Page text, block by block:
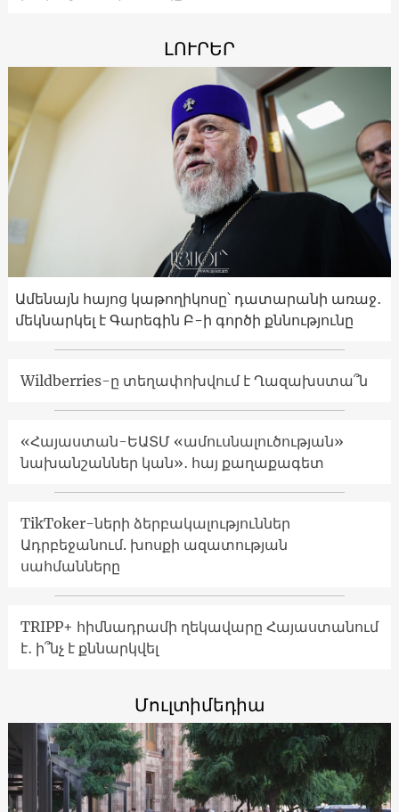
ԼՈՒՐԵՐ
Ամենայն հայոց կաթողիկոսը՝ դատարանի առաջ․
մեկնարկել է Գարեգին Բ-ի գործի քննությունը
Wildberries-ը տեղափոխվում է Ղազախստա՞ն
«Հայաստան-ԵԱՏՄ «ամուսնալուծության»
նախանշաններ կան»․ հայ քաղաքագետ
TikToker-ների ձերբակալություններ
Ադրբեջանում. խոսքի ազատության
սահմանները
TRIPP+ հիմնադրամի ղեկավարը Հայաստանում
է․ ի՞նչ է քննարկվել
Մուլտիմեդիա